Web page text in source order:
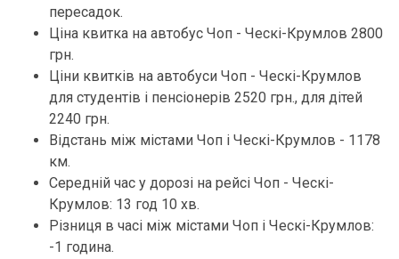
пересадок.
Ціна квитка на автобус Чоп - Ческі-Крумлов 2800
грн.
Ціни квитків на автобуси Чоп - Ческі-Крумлов
для студентів і пенсіонерів 2520 грн., для дітей
2240 грн.
Відстань між містами Чоп і Ческі-Крумлов - 1178
км.
Середній час у дорозі на рейсі Чоп - Ческі-
Крумлов: 13 год 10 хв.
Різниця в часі між містами Чоп і Ческі-Крумлов:
-1 година.